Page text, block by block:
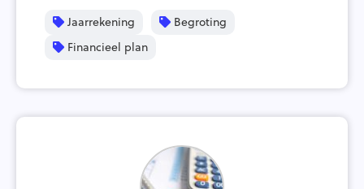
Jaarrekening
Begroting
Financieel plan